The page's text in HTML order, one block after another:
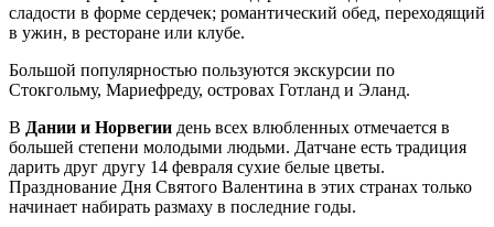
сладости в форме сердечек; романтический обед, переходящий
в ужин, в ресторане или клубе.
Большой популярностью пользуются экскурсии по
Стокгольму, Мариефреду, островах Готланд и Эланд.
В Дании и Норвегии день всех влюбленных отмечается в
большей степени молодыми людьми. Датчане есть традиция
дарить друг другу 14 февраля сухие белые цветы.
Празднование Дня Святого Валентина в этих странах только
начинает набирать размаху в последние годы.